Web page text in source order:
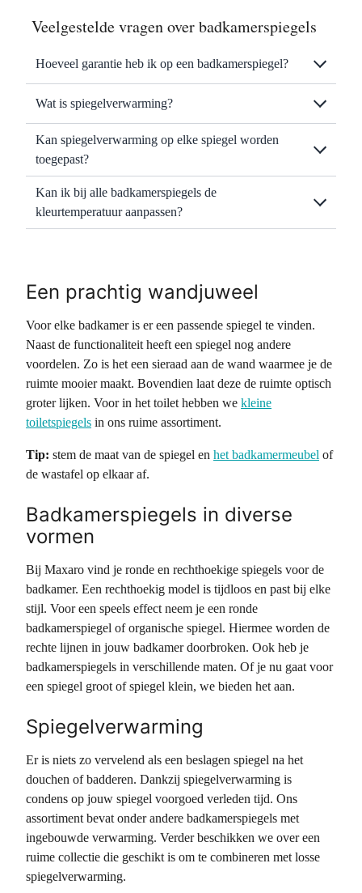
Veelgestelde vragen over badkamerspiegels
Hoeveel garantie heb ik op een badkamerspiegel?
Wat is spiegelverwarming?
Kan spiegelverwarming op elke spiegel worden
toegepast?
Kan ik bij alle badkamerspiegels de
kleurtemperatuur aanpassen?
Een prachtig wandjuweel
Voor elke badkamer is er een passende spiegel te vinden.
Naast de functionaliteit heeft een spiegel nog andere
voordelen. Zo is het een sieraad aan de wand waarmee je de
ruimte mooier maakt. Bovendien laat deze de ruimte optisch
groter lijken. Voor in het toilet hebben we kleine
toiletspiegels in ons ruime assortiment.
Tip: stem de maat van de spiegel en het badkamermeubel of
de wastafel op elkaar af.
Badkamerspiegels in diverse
vormen
Bij Maxaro vind je ronde en rechthoekige spiegels voor de
badkamer. Een rechthoekig model is tijdloos en past bij elke
stijl. Voor een speels effect neem je een ronde
badkamerspiegel of organische spiegel. Hiermee worden de
rechte lijnen in jouw badkamer doorbroken. Ook heb je
badkamerspiegels in verschillende maten. Of je nu gaat voor
een spiegel groot of spiegel klein, we bieden het aan.
Spiegelverwarming
Er is niets zo vervelend als een beslagen spiegel na het
douchen of badderen. Dankzij spiegelverwarming is
condens op jouw spiegel voorgoed verleden tijd. Ons
assortiment bevat onder andere badkamerspiegels met
ingebouwde verwarming. Verder beschikken we over een
ruime collectie die geschikt is om te combineren met losse
spiegelverwarming.